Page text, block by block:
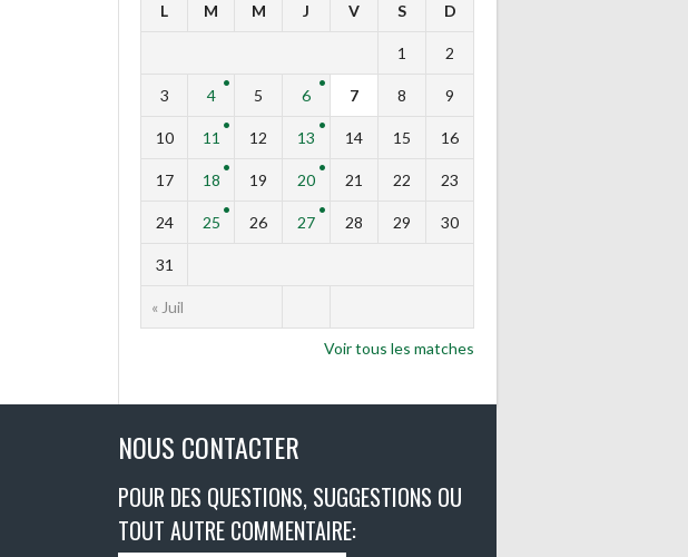
L M M J V S D
« Juil
1 2
3 4 5 6 7 8 9
10 11 12 13 14 15 16
17 18 19 20 21 22 23
24 25 26 27 28 29 30
31
Voir tous les matches
NOUS CONTACTER
POUR DES QUESTIONS, SUGGESTIONS OU
TOUT AUTRE COMMENTAIRE: